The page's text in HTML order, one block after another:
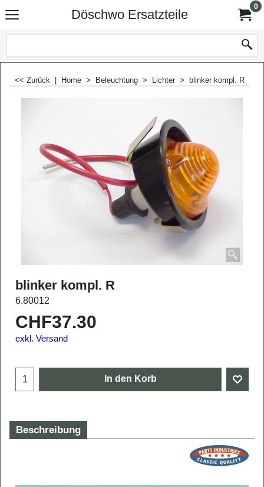
Döschwo Ersatzteile
0
<< Zurück Home > Beleuchtung > Lichter > blinker kompl. R
blinker kompl. R
6.80012
CHF37.30
exkl. Versand
In den Korb
Beschreibung